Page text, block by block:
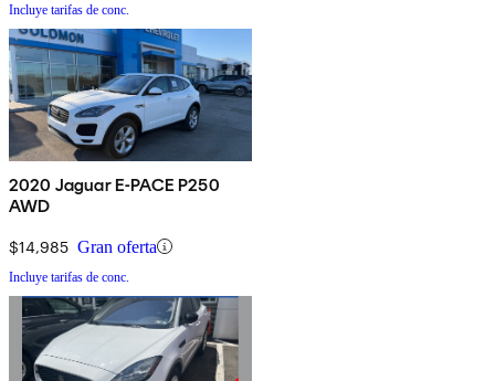
Incluye tarifas de conc.
2020 Jaguar E-PACE P250
AWD
$14,985 Gran oferta
Incluye tarifas de conc.